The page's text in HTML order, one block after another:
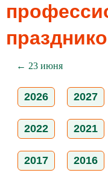
← 23 июня
2026 2027
2022 2021
2017 2016